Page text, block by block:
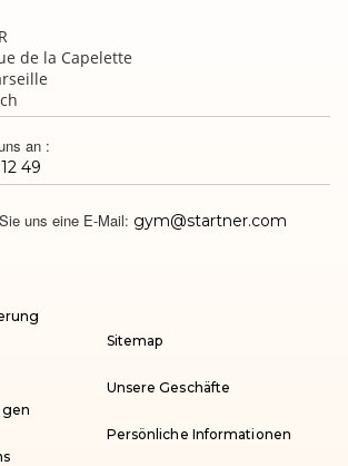
de la Capelette
an :
49
uns eine E-Mail: gym@startner.com
Sitemap
Unsere Geschäfte
Persönliche Informationen